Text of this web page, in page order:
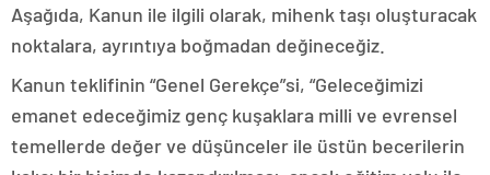
Aşağıda, Kanun ile ilgili olarak, mihenk taşı oluşturacak
noktalara, ayrıntıya boğmadan değineceğiz.
Kanun teklifinin “Genel Gerekçe”si, “Geleceğimizi
emanet edeceğimiz genç kuşaklara milli ve evrensel
temellerde değer ve düşünceler ile üstün becerilerin